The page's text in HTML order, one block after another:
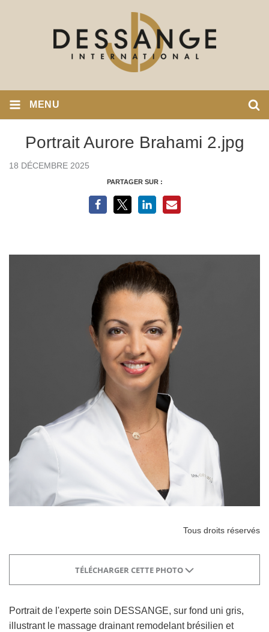
MENU
Portrait Aurore Brahami 2.jpg
18 DÉCEMBRE 2025
PARTAGER SUR :
Tous droits réservés
TÉLÉCHARGER CETTE PHOTO
Portrait de l'experte soin DESSANGE, sur fond uni gris,
illustrant le massage drainant remodelant brésilien et